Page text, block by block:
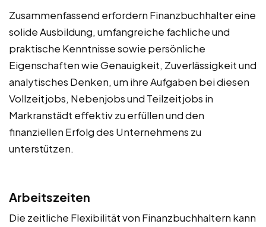
Zusammenfassend erfordern Finanzbuchhalter eine
solide Ausbildung, umfangreiche fachliche und
praktische Kenntnisse sowie persönliche
Eigenschaften wie Genauigkeit, Zuverlässigkeit und
analytisches Denken, um ihre Aufgaben bei diesen
Vollzeitjobs, Nebenjobs und Teilzeitjobs in
Markranstädt effektiv zu erfüllen und den
finanziellen Erfolg des Unternehmens zu
unterstützen.
Arbeitszeiten
Die zeitliche Flexibilität von Finanzbuchhaltern kann